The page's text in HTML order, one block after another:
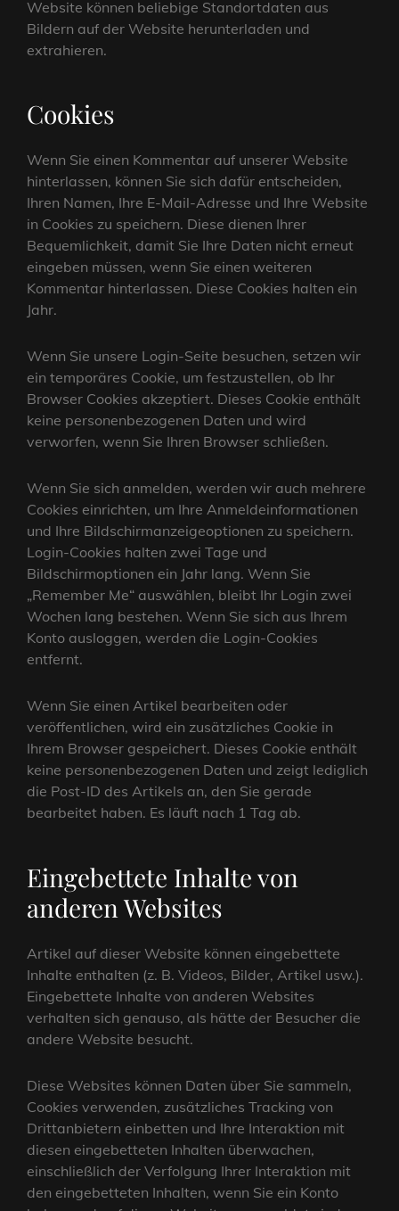
Website können beliebige Standortdaten aus
Bildern auf der Website herunterladen und
extrahieren.
Cookies
Wenn Sie einen Kommentar auf unserer Website
hinterlassen, können Sie sich dafür entscheiden,
Ihren Namen, Ihre E-Mail-Adresse und Ihre Website
in Cookies zu speichern. Diese dienen Ihrer
Bequemlichkeit, damit Sie Ihre Daten nicht erneut
eingeben müssen, wenn Sie einen weiteren
Kommentar hinterlassen. Diese Cookies halten ein
Jahr.
Wenn Sie unsere Login-Seite besuchen, setzen wir
ein temporäres Cookie, um festzustellen, ob Ihr
Browser Cookies akzeptiert. Dieses Cookie enthält
keine personenbezogenen Daten und wird
verworfen, wenn Sie Ihren Browser schließen.
Wenn Sie sich anmelden, werden wir auch mehrere
Cookies einrichten, um Ihre Anmeldeinformationen
und Ihre Bildschirmanzeigeoptionen zu speichern.
Login-Cookies halten zwei Tage und
Bildschirmoptionen ein Jahr lang. Wenn Sie
„Remember Me“ auswählen, bleibt Ihr Login zwei
Wochen lang bestehen. Wenn Sie sich aus Ihrem
Konto ausloggen, werden die Login-Cookies
entfernt.
Wenn Sie einen Artikel bearbeiten oder
veröffentlichen, wird ein zusätzliches Cookie in
Ihrem Browser gespeichert. Dieses Cookie enthält
keine personenbezogenen Daten und zeigt lediglich
die Post-ID des Artikels an, den Sie gerade
bearbeitet haben. Es läuft nach 1 Tag ab.
Eingebettete Inhalte von
anderen Websites
Artikel auf dieser Website können eingebettete
Inhalte enthalten (z. B. Videos, Bilder, Artikel usw.).
Eingebettete Inhalte von anderen Websites
verhalten sich genauso, als hätte der Besucher die
andere Website besucht.
Diese Websites können Daten über Sie sammeln,
Cookies verwenden, zusätzliches Tracking von
Drittanbietern einbetten und Ihre Interaktion mit
diesen eingebetteten Inhalten überwachen,
einschließlich der Verfolgung Ihrer Interaktion mit
den eingebetteten Inhalten, wenn Sie ein Konto